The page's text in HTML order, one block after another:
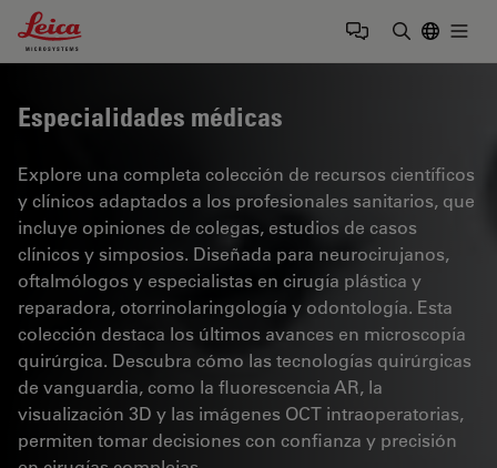
Leica Microsystems Logo
Especialidades médicas
Explore una completa colección de recursos científicos
y clínicos adaptados a los profesionales sanitarios, que
incluye opiniones de colegas, estudios de casos
clínicos y simposios. Diseñada para neurocirujanos,
oftalmólogos y especialistas en cirugía plástica y
reparadora, otorrinolaringología y odontología. Esta
colección destaca los últimos avances en microscopía
quirúrgica. Descubra cómo las tecnologías quirúrgicas
de vanguardia, como la fluorescencia AR, la
visualización 3D y las imágenes OCT intraoperatorias,
permiten tomar decisiones con confianza y precisión